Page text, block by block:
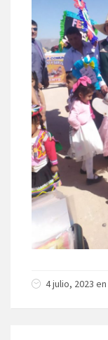
4 julio, 2023 en